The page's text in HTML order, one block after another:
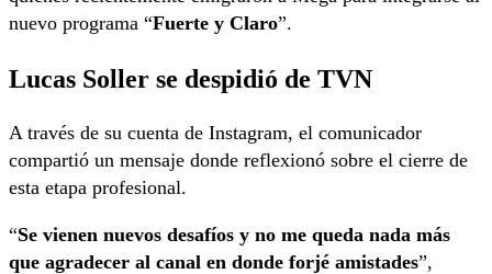
nuevo programa “Fuerte y Claro”.
Lucas Soller se despidió de TVN
A través de su cuenta de Instagram, el comunicador
compartió un mensaje donde reflexionó sobre el cierre de
esta etapa profesional.
“Se vienen nuevos desafíos y no me queda nada más
que agradecer al canal en donde forjé amistades”,